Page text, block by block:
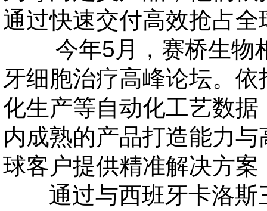
通过快速交付高效抢占全
今年5月，赛桥生物
牙细胞治疗高峰论坛。
化生产等自动化工艺数
内成熟的产品打造能力
球客户提供精准解决方案
通过与西班牙卡洛斯